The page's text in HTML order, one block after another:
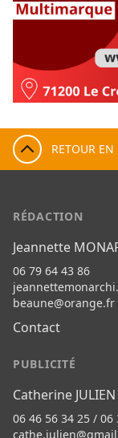
RETOUR EN
RÉDACTION
Jeannette
06 79 64 43 86
beaune@orange.fr
Contact
PUBLICITÉ
Catherine
06 46 56 34 25 / 06